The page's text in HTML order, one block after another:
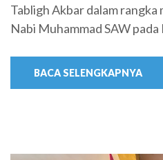
Tabligh Akbar dalam rangka
Nabi Muhammad SAW
BACA SELENGKAPNYA